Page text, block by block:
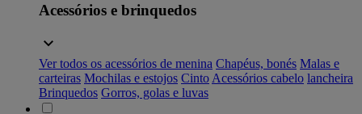
Acessórios e brinquedos
Ver todos os acessórios de menina Chapéus, bonés Malas e
carteiras Mochilas e estojos Cinto Acessórios cabelo lancheira
Brinquedos Gorros, golas e luvas